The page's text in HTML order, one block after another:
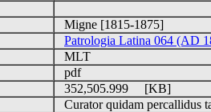
Migne [1815-1875]
Patrologia Latina 064 (AD
MLT
pdf
352,505.999 [KB]
Curator quidam percallidus